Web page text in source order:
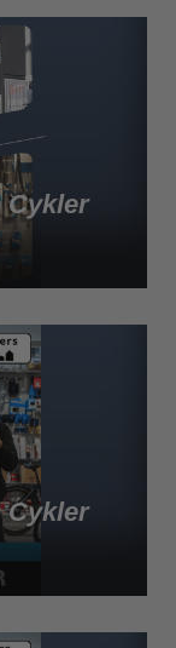
Cykler
Cykler